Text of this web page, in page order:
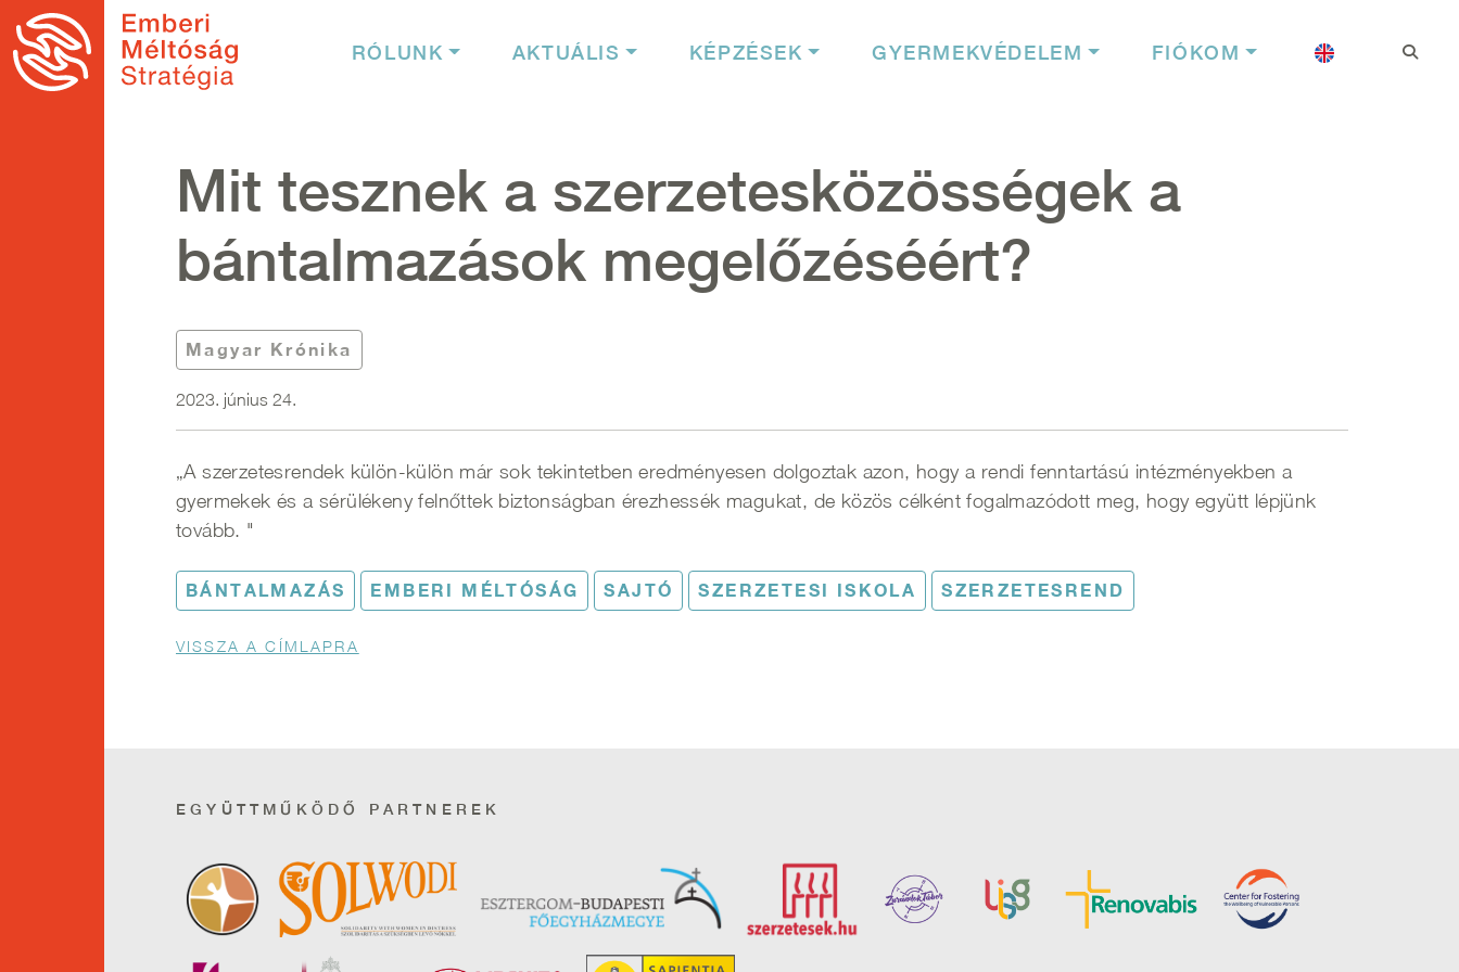
Ugrás a tartalomra
Fő navigáció
RÓLUNK AKTUÁLIS KÉPZÉSEK GYERMEKVÉDELEM Felhasználói
FIÓKOM Nyelv
Mit tesznek a szerzetesközösségek a
bántalmazások megelőzéséért?
Magyar Krónika
2023. június 24.
„A szerzetesrendek külön-külön már sok tekintetben eredményesen dolgoztak azon, hogy a rendi fenntartású intézményekben a
gyermekek és a sérülékeny felnőttek biztonságban érezhessék magukat, de közös célként fogalmazódott meg, hogy együtt lépjünk
tovább. "
BÁNTALMAZÁS EMBERI MÉLTÓSÁG SAJTÓ SZERZETESI ISKOLA SZERZETESREND
Morzsa
VISSZA A CÍMLAPRA
EGYÜTTMŰKÖDŐ PARTNEREK